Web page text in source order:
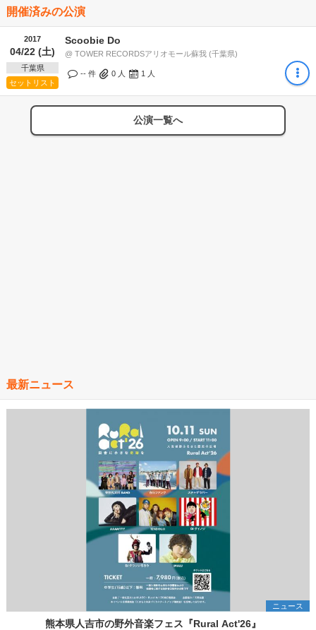
開催済みの公演
2017
04/22 (土)
千葉県
セットリスト
Scoobie Do
@ TOWER RECORDSアリオモール蘇我 (千葉県)
-- 件 0 人 1 人
公演一覧へ
最新ニュース
ニュース
熊本県人吉市の野外音楽フェス『Rural Act'26』